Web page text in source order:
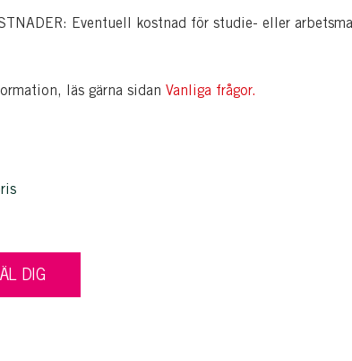
Eventuell kostnad för studie- eller
läs gärna sidan Vanliga frågor.
DIG